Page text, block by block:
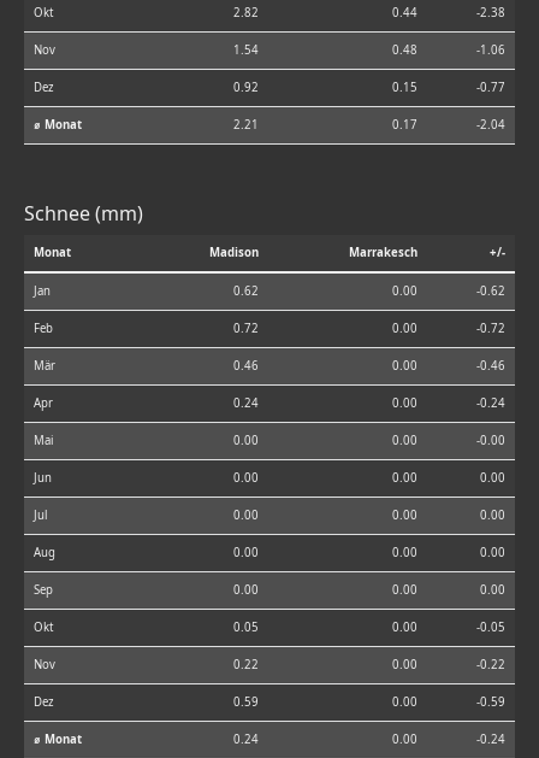
Okt 2.82 0.44 -2.38
Nov 1.54 0.48 -1.06
Dez 0.92 0.15 -0.77
⌀ Monat 2.21 0.17 -2.04
Schnee (mm)
Monat Madison Marrakesch +/-
Jan 0.62 0.00 -0.62
Feb 0.72 0.00 -0.72
Mär 0.46 0.00 -0.46
Apr 0.24 0.00 -0.24
Mai 0.00 0.00 -0.00
Jun 0.00 0.00 0.00
Jul 0.00 0.00 0.00
Aug 0.00 0.00 0.00
Sep 0.00 0.00 0.00
Okt 0.05 0.00 -0.05
Nov 0.22 0.00 -0.22
Dez 0.59 0.00 -0.59
⌀ Monat 0.24 0.00 -0.24